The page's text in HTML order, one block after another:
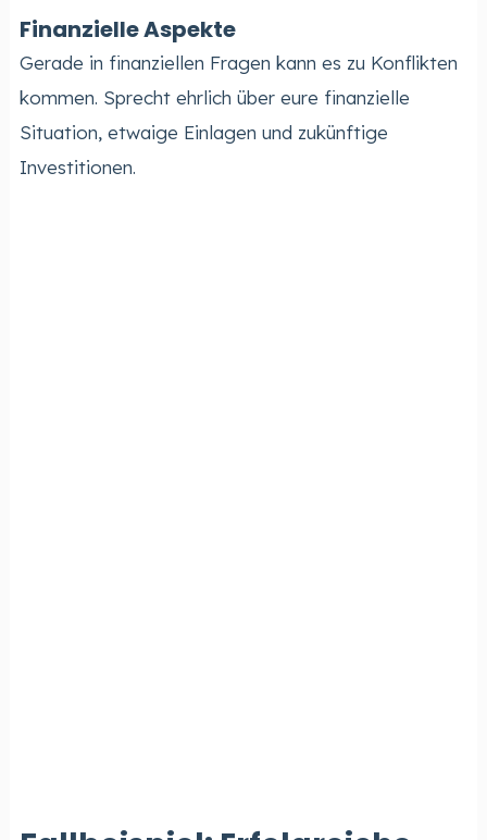
Finanzielle Aspekte
Gerade in finanziellen Fragen kann es zu Konflikten
kommen. Sprecht ehrlich über eure finanzielle
Situation, etwaige Einlagen und zukünftige
Investitionen.